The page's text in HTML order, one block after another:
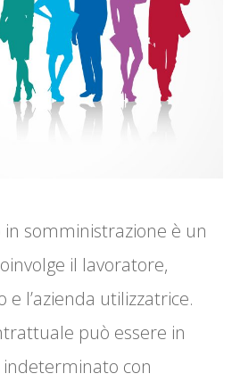
somministrazione è un
il lavoratore,
e l’azienda utilizzatrice.
può essere in
con